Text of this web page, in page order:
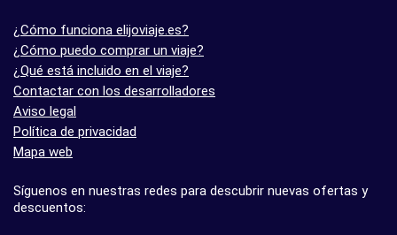
¿Cómo funciona elijoviaje.es?
¿Cómo puedo comprar un viaje?
¿Qué está incluido en el viaje?
Contactar con los desarrolladores
Aviso legal
Política de privacidad
Mapa web
Síguenos en nuestras redes para descubrir nuevas ofertas y
descuentos: